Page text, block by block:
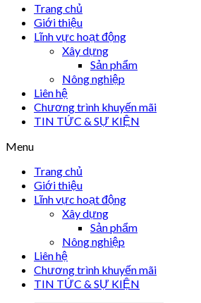
Trang chủ
Giới thiệu
Lĩnh vực hoạt động
Xây dựng
Sản phẩm
Nông nghiệp
Liên hệ
Chương trình khuyến mãi
TIN TỨC & SỰ KIỆN
Menu
Trang chủ
Giới thiệu
Lĩnh vực hoạt động
Xây dựng
Sản phẩm
Nông nghiệp
Liên hệ
Chương trình khuyến mãi
TIN TỨC & SỰ KIỆN